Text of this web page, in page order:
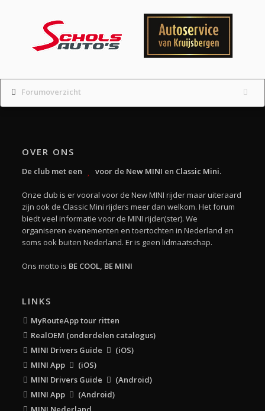
Forumoverzicht
OVER ONS
De club met een voor de New MINI en Classic Mini.
Onze club is er vooral voor de New MINI rijder maar uiteraard
zijn ook de Classic Mini rijders meer dan welkom. Het forum
biedt veel informatie voor de MINI rijder(ster). We
organiseren evenementen en toertochten in Nederland en
soms ook buiten Nederland. Er is geen lidmaatschap.
Ons motto is BE COOL, BE MINI
LINKS
MyRouteApp tour ritten
RealOEM (onderdelen catalogus)
MINI Drivers Guide
(iOS)
MINI App
(iOS)
MINI Drivers Guide
(Android)
MINI App
(Android)